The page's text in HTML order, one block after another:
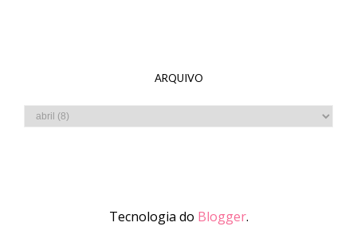
ARQUIVO
Tecnologia do Blogger.